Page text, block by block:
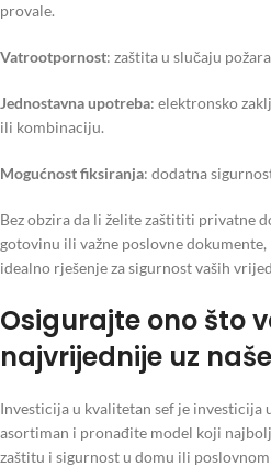
provale.
Vatrootpornost: zaštita u slučaju
Jednostavna upotreba: elektronsko
ili kombinaciju.
Mogućnost fiksiranja: dodatna
Bez obzira da li želite zaštititi privatne
gotovinu ili važne poslovne dokumente,
idealno rješenje za sigurnost vaših
Osigurajte ono što
najvrijednije uz
Investicija u kvalitetan sef je investicija
asortiman i pronađite model koji
zaštitu i sigurnost u domu ili